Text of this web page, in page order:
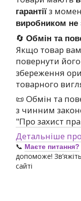
гарантії з
виробником не
🔄 Обмін та
Якщо товар
повернути його
збереження
товарного
📜 Обмін та
з чинним
"Про захист
Детальніше
📞 Маєте питання?
допоможе!
сайті